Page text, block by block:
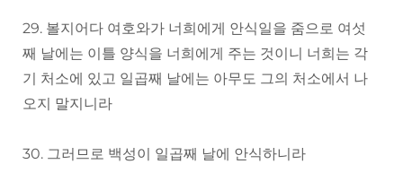
29. 볼지어다 여호와가 너희에게 안식일을 줌으로 여섯
째 날에는 이틀 양식을 너희에게 주는 것이니 너희는 각
기 처소에 있고 일곱째 날에는 아무도 그의 처소에서 나
오지 말지니라
30. 그러므로 백성이 일곱째 날에 안식하니라